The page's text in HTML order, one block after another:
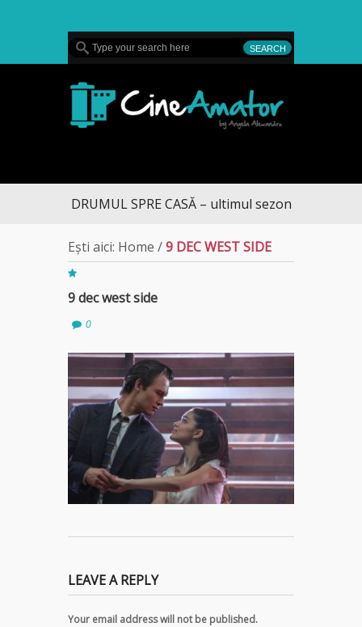
DRUMUL SPRE CASĂ – ultimul sezon te aduce la
Ești aici: Home /9 DEC WEST SIDE
9 dec west side
0
LEAVE A REPLY
Your email address will not be published.